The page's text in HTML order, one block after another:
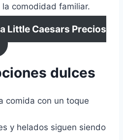
comodidad familiar.
Little Caesars Precios
dulces
comida con un toque
y helados siguen siendo